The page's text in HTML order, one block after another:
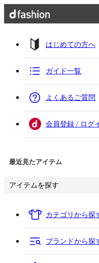
はじめての方へ
ガイド一覧
よくあるご質問
会員登録 / ログ
最近見たアイテム
アイテムを探す
カテゴリから探
ブランドから探